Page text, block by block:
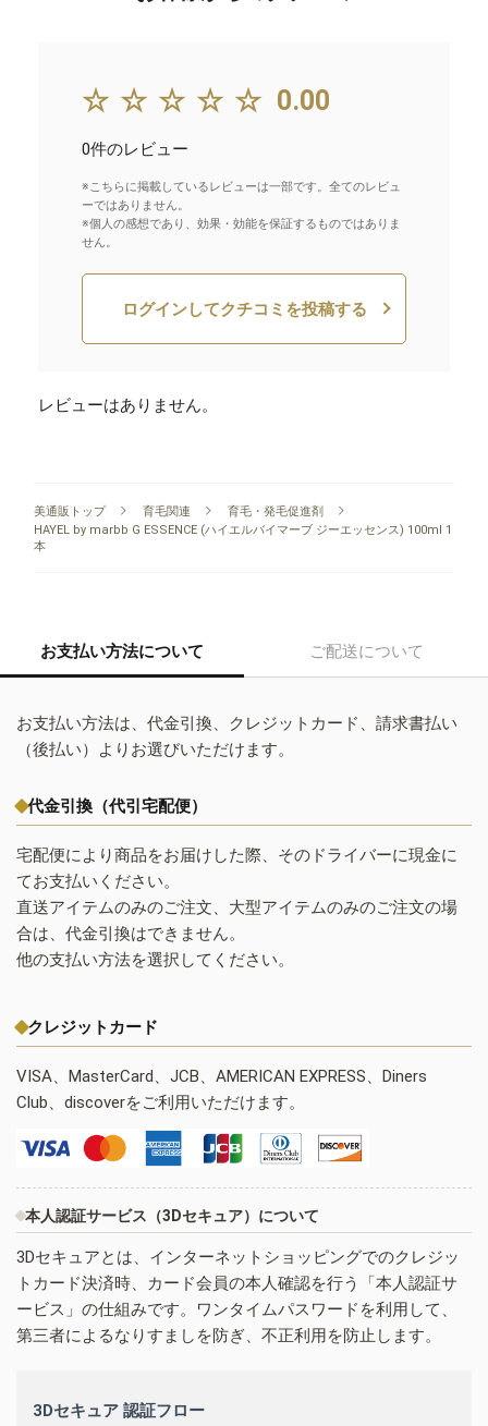
☆☆☆☆☆ 0.00
0件のレビュー
※こちらに掲載しているレビューは一部です。全てのレビュ
ーではありません。
※個人の感想であり、効果・効能を保証するものではありま
せん。
ログインしてクチコミを投稿する
レビューはありません。
美通販トップ 育毛関連
育毛・発毛促進剤
HAYEL by marbb G ESSENCE (ハイエルバイマーブ ジーエッセンス) 100ml 1
本
お支払い方法について ご配送について
お支払い方法は、代金引換、クレジットカード、請求書払い
（後払い）よりお選びいただけます。
代金引換（代引宅配便）
宅配便により商品をお届けした際、そのドライバーに現金に
てお支払いください。
直送アイテムのみのご注文、大型アイテムのみのご注文の場
合は、代金引換はできません。
他の支払い方法を選択してください。
クレジットカード
VISA、MasterCard、JCB、AMERICAN EXPRESS、Diners
Club、discoverをご利用いただけます。
本人認証サービス（3Dセキュア）について
3Dセキュアとは、インターネットショッピングでのクレジッ
トカード決済時、カード会員の本人確認を行う「本人認証サ
ービス」の仕組みです。ワンタイムパスワードを利用して、
第三者によるなりすましを防ぎ、不正利用を防止します。
3Dセキュア 認証フロー